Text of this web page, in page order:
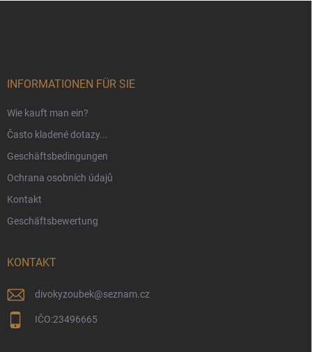
INFORMATIONEN FÜR SIE
Wie kauft man ein?
Často kladené dotazy...
Geschäftsbedingungen
Ochrana osobních údajů
Kontakt
Geschäftsbewertung
KONTAKT
divokyzoubek@seznam.cz
IČO:23496665